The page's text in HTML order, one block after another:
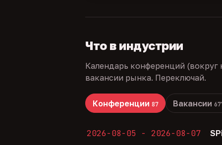
Что в индустрии
Календарь конференций
вакансии рынка. Переключай.
Конференции 87 Вакансии
2026-08-05 - 2026-08-07